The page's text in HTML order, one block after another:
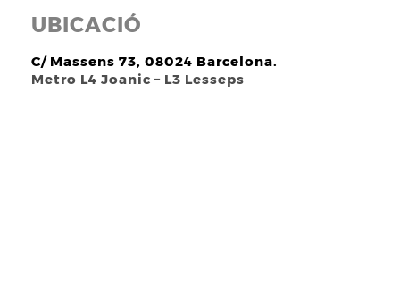
UBICACIÓ
C/ Massens 73, 08024 Barcelona.
Metro L4 Joanic – L3 Lesseps